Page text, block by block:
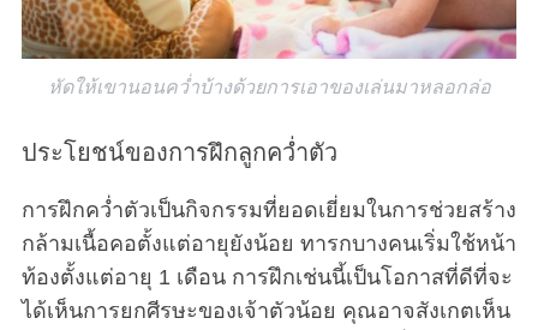
หัดให้เขานอนคว่ำบ้างด้วยการเอาของเล่นมาหลอกล่อ
ประโยชน์ของการฝึกลูกคว่ำตัว
การฝึกคว่ำตัวเป็นกิจกรรมที่ยอดเยี่ยมในการช่วยสร้าง
กล้ามเนื้อคอตั้งแต่อายุยังน้อย ทารกบางคนเริ่มใช้หน้า
ท้องตั้งแต่อายุ 1 เดือน การฝึกเช่นนี้เป็นโอกาสที่ดีที่จะ
ได้เห็นการยกศีรษะของเจ้าตัวน้อย คุณอาจสังเกตเห็น